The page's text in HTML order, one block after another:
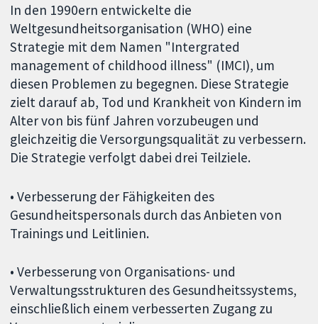
In den 1990ern entwickelte die
Weltgesundheitsorganisation (WHO) eine
Strategie mit dem Namen "Intergrated
management of childhood illness" (IMCI), um
diesen Problemen zu begegnen. Diese Strategie
zielt darauf ab, Tod und Krankheit von Kindern im
Alter von bis fünf Jahren vorzubeugen und
gleichzeitig die Versorgungsqualität zu verbessern.
Die Strategie verfolgt dabei drei Teilziele.
• Verbesserung der Fähigkeiten des
Gesundheitspersonals durch das Anbieten von
Trainings und Leitlinien.
• Verbesserung von Organisations- und
Verwaltungsstrukturen des Gesundheitssystems,
einschließlich einem verbesserten Zugang zu